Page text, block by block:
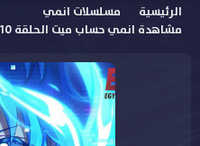
الرئيسية
مسلسلات انمي
مشاهدة انمي حساب ميت الحلقة 10 مدبلجة